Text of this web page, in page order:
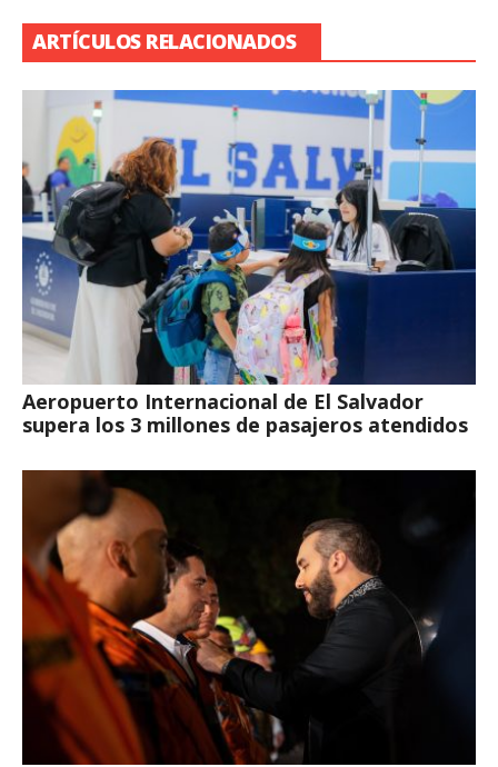
ARTÍCULOS RELACIONADOS
Aeropuerto Internacional de El Salvador
supera los 3 millones de pasajeros atendidos